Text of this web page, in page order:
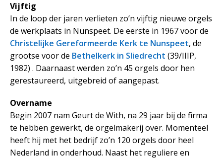
Vijftig
In de loop der jaren verlieten zo’n vijftig nieuwe orgels
de werkplaats in Nunspeet. De eerste in 1967 voor de
Christelijke Gereformeerde Kerk te Nunspeet, de
grootse voor de Bethelkerk in Sliedrecht (39/IIIP,
1982) . Daarnaast werden zo’n 45 orgels door hen
gerestaureerd, uitgebreid of aangepast.
Overname
Begin 2007 nam Geurt de With, na 29 jaar bij de firma
te hebben gewerkt, de orgelmakerij over. Momenteel
heeft hij met het bedrijf zo’n 120 orgels door heel
Nederland in onderhoud. Naast het reguliere en